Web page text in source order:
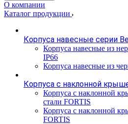
О компании
Каталог продукции
Корпуса навесные серии
Корпуса навесные из
IP66
Корпуса навесные из
Корпуса с наклонной
Корпуса с наклонной
стали FORTIS
Корпуса с наклонной
FORTIS